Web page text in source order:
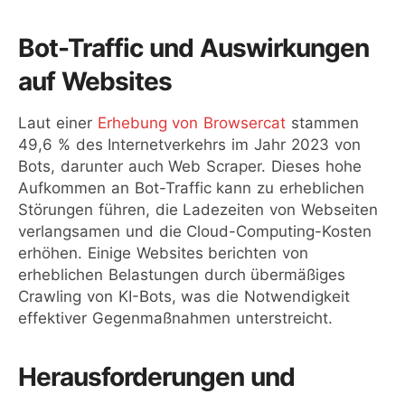
Bot-Traffic und Auswirkungen
auf Websites
Laut einer Erhebung von Browsercat stammen
49,6 % des Internetverkehrs im Jahr 2023 von
Bots, darunter auch Web Scraper. Dieses hohe
Aufkommen an Bot-Traffic kann zu erheblichen
Störungen führen, die Ladezeiten von Webseiten
verlangsamen und die Cloud-Computing-Kosten
erhöhen. Einige Websites berichten von
erheblichen Belastungen durch übermäßiges
Crawling von KI-Bots, was die Notwendigkeit
effektiver Gegenmaßnahmen unterstreicht.
Herausforderungen und